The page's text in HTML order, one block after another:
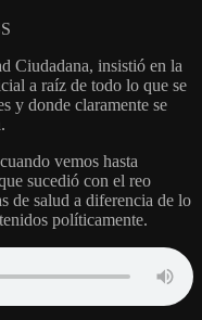
Ciudadana, insistió en la
a raíz de todo lo que se
y donde claramente se
vemos hasta
sucedió con el reo
de salud a diferencia de lo
políticamente.